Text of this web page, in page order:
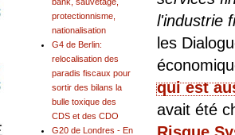
l'industrie
les
qui est
avait été
protectionnisme,
nationalisation
G4 de Berlin:
relocalisation des
paradis fiscaux pour
sortir des bilans la
bulle toxique des
CDS et des CDO
G20 de Londres - En